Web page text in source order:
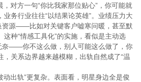
对方一句“你比我家那位贴心”，你可能就
务行业往往“以结果论英雄”。业绩压力大
资源——比如对关键客户嘘寒问暖，甚至默
种“情感工具化”的实施，看似是主动选
奈——你不这么做，别人可能这么做了，你
，关系边界越来越模糊，出轨自然成了“温
动出轨”更复杂。表面看，明星身边全是俊